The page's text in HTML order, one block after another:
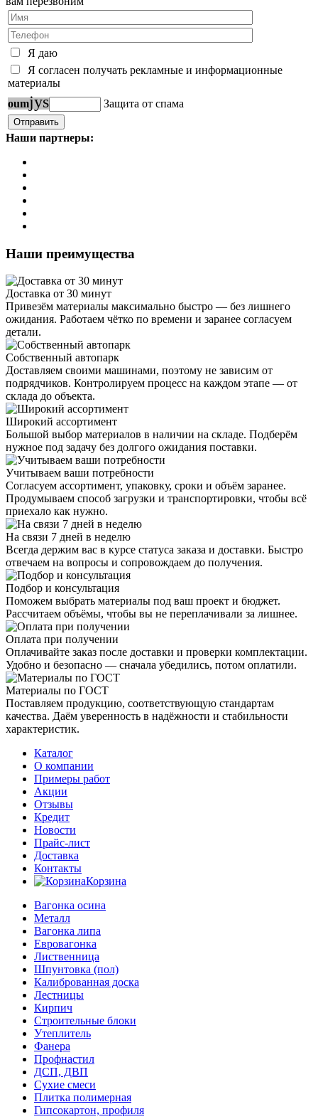
Я даю
Я согласен получать рекламные и информационные
материалы
oumjys Защита от спама
Наши партнеры:
Наши преимущества
Доставка от 30 минут
Привезём материалы максимально быстро — без лишнего
ожидания. Работаем чётко по времени и заранее согласуем
детали.
Собственный автопарк
Доставляем своими машинами, поэтому не зависим от
подрядчиков. Контролируем процесс на каждом этапе — от
склада до объекта.
Широкий ассортимент
Большой выбор материалов в наличии на складе. Подберём
нужное под задачу без долгого ожидания поставки.
Учитываем ваши потребности
Согласуем ассортимент, упаковку, сроки и объём заранее.
Продумываем способ загрузки и транспортировки, чтобы всё
приехало как нужно.
На связи 7 дней в неделю
Всегда держим вас в курсе статуса заказа и доставки. Быстро
отвечаем на вопросы и сопровождаем до получения.
Подбор и консультация
Поможем выбрать материалы под ваш проект и бюджет.
Рассчитаем объёмы, чтобы вы не переплачивали за лишнее.
Оплата при получении
Оплачивайте заказ после доставки и проверки комплектации.
Удобно и безопасно — сначала убедились, потом оплатили.
Материалы по ГОСТ
Поставляем продукцию, соответствующую стандартам
качества. Даём уверенность в надёжности и стабильности
характеристик.
Каталог
О компании
Примеры работ
Акции
Отзывы
Кредит
Новости
Прайс-лист
Доставка
Контакты
Корзина
Вагонка осина
Металл
Вагонка липа
Евровагонка
Лиственница
Шпунтовка (пол)
Калиброванная доска
Лестницы
Кирпич
Строительные блоки
Утеплитель
Фанера
Профнастил
ДСП, ДВП
Сухие смеси
Плитка полимерная
Гипсокартон, профиля